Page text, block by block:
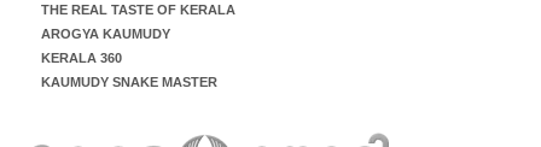
THE REAL TASTE OF KERALA
AROGYA KAUMUDY
KERALA 360
KAUMUDY SNAKE MASTER